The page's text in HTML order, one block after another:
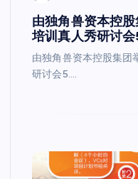
由独角兽资本控
培训真人秀研讨
由独角兽资本控股集团
研讨会5.…